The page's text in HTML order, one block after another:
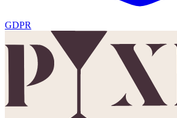
GDPR